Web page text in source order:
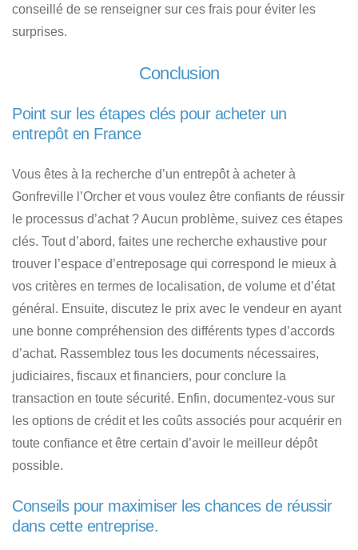
conseillé de se renseigner sur ces frais pour éviter les
surprises.
Conclusion
Point sur les étapes clés pour acheter un
entrepôt en France
Vous êtes à la recherche d’un entrepôt à acheter à
Gonfreville l’Orcher et vous voulez être confiants de réussir
le processus d’achat ?Aucun problème, suivez ces étapes
clés. Tout d’abord, faites une recherche exhaustive pour
trouver l’espace d’entreposage qui correspond le mieux à
vos critères en termes de localisation, de volume et d’état
général. Ensuite, discutez le prix avec le vendeur en ayant
une bonne compréhension des différents types d’accords
d’achat. Rassemblez tous les documents nécessaires,
judiciaires, fiscaux et financiers, pour conclure la
transaction en toute sécurité. Enfin, documentez-vous sur
les options de crédit et les coûts associés pour acquérir en
toute confiance et être certain d’avoir le meilleur dépôt
possible.
Conseils pour maximiser les chances de réussir
dans cette entreprise.